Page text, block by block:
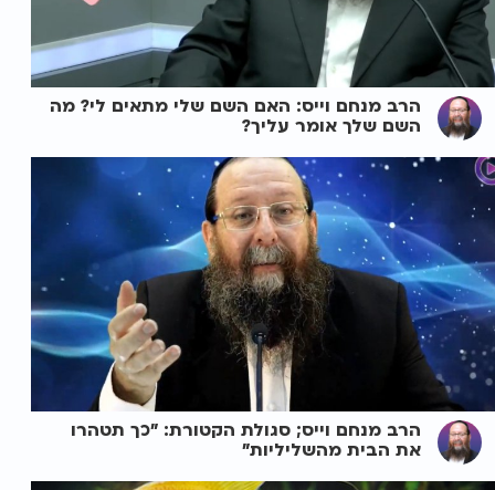
הרב מנחם וייס: האם השם שלי מתאים לי? מה
השם שלך אומר עליך?
הרב מנחם וייס; סגולת הקטורת: "כך תטהרו
את הבית מהשליליות"